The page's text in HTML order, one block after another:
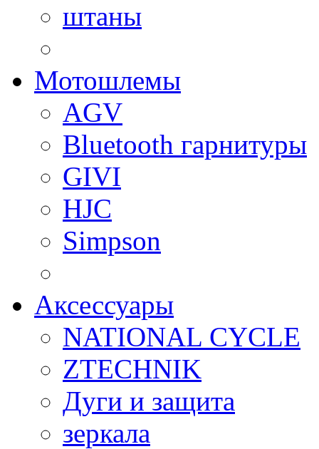
штаны
Мотошлемы
AGV
Bluetooth гарнитуры
GIVI
HJC
Simpson
Аксессуары
NATIONAL CYCLE
ZTECHNIK
Дуги и защита
зеркала